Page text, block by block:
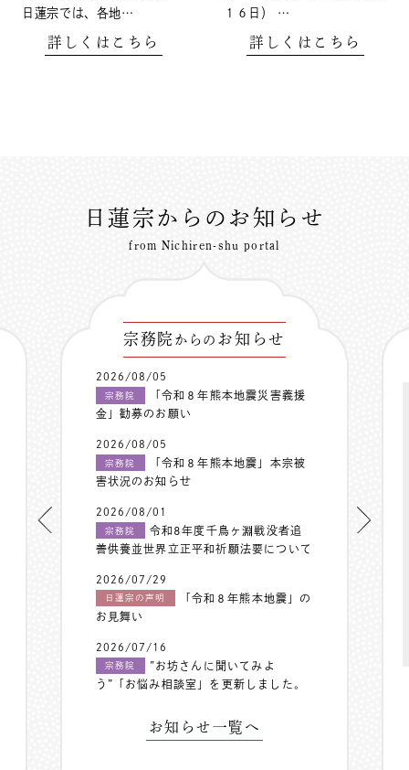
日蓮宗では、各地…
詳しくはこちら
１６日） …
詳しくはこちら
日蓮宗からのお知らせ
from Nichiren-shu portal
宗務院 からの お知らせ
2026/08/05
宗務院
「令和８年熊本地震災害義援
金」勧募のお願い
2026/08/05
宗務院
「令和８年熊本地震」本宗被
害状況のお知らせ
2026/08/01
宗務院
令和8年度千鳥ヶ淵戦没者追
善供養並世界立正平和祈願法要について
2026/07/29
日蓮宗の声明
「令和８年熊本地震」の
お見舞い
2026/07/16
宗務院
”お坊さんに聞いてみよ
う”「お悩み相談室」を更新しました。
お知らせ一覧へ